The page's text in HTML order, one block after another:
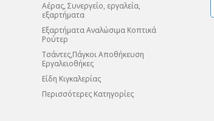
Αέρας, Συνεργείο, εργαλεία,
εξαρτήματα
Εξαρτήματα Αναλώσιμα Κοπτικά
Ρούτερ
Τσάντες,Πάγκοι Αποθήκευση
Εργαλειοθήκες
Είδη Κιγκαλερίας
Περισσότερες Κατηγορίες